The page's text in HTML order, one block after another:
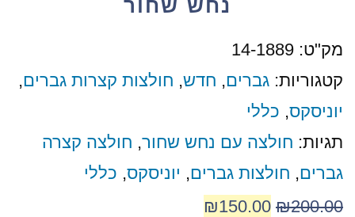
נחש שחור
מק"ט: 14-1889
קטגוריות: גברים, חדש, חולצות קצרות גברים,
יוניסקס, כללי
תגיות: חולצה עם נחש שחור, חולצה קצרה
גברים, חולצות גברים, יוניסקס, כללי
₪200.00
₪150.00